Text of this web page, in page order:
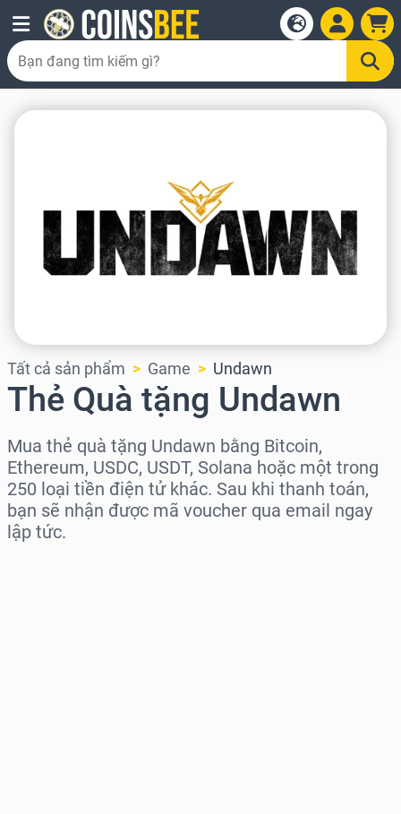
Tất cả sản phẩm Game Undawn
Thẻ Quà tặng Undawn
Mua thẻ quà tặng Undawn bằng Bitcoin,
Ethereum, USDC, USDT, Solana hoặc một trong
250 loại tiền điện tử khác. Sau khi thanh toán,
bạn sẽ nhận được mã voucher qua email ngay
lập tức.